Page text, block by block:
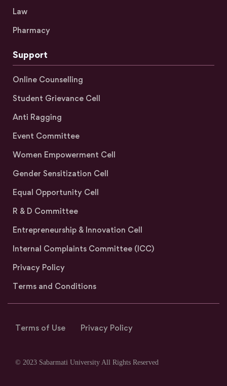
Law
Pharmacy
Support
Online Counselling
Student Grievance Cell
Anti Ragging
Event Committee
Women Empowerment Cell
Gender Sensitization Cell
Equal Opportunity Cell
R & D Committee
Entrepreneurship & Innovation Cell
Internal Complaints Committee (ICC)
Privacy Policy
Terms and Conditions
Terms of Use Privacy Policy
© 2023 Sabarmati University All Rights Reserved